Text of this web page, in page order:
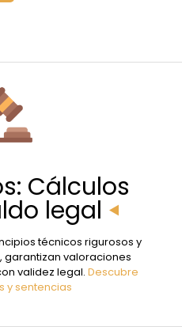
Cálculos
legal
técnicos rigurosos y
garantizan valoraciones
validez legal. Descubre
y sentencias